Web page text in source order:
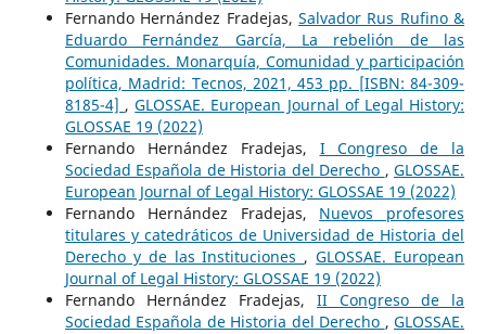
Fernando Hernández Fradejas, Salvador Rus Rufino &
Eduardo Fernández García, La rebelión de las
Comunidades. Monarquía, Comunidad y participación
política, Madrid: Tecnos, 2021, 453 pp. [ISBN: 84-309-
8185-4] ,GLOSSAE. European Journal of Legal History:
GLOSSAE 19 (2022)
Fernando Hernández Fradejas, I Congreso de la
Sociedad Española de Historia del Derecho ,GLOSSAE.
European Journal of Legal History: GLOSSAE 19 (2022)
Fernando Hernández Fradejas, Nuevos profesores
titulares y catedráticos de Universidad de Historia del
Derecho y de las Instituciones ,GLOSSAE. European
Journal of Legal History: GLOSSAE 19 (2022)
Fernando Hernández Fradejas, II Congreso de la
Sociedad Española de Historia del Derecho ,GLOSSAE.